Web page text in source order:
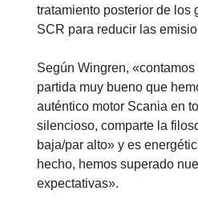
tratamiento posterior de los
SCR para reducir las
Según Wingren,
partida muy bueno que
auténtico motor Scania en
silencioso, comparte la
baja/par alto» y es
hecho, hemos superado
expectativas».